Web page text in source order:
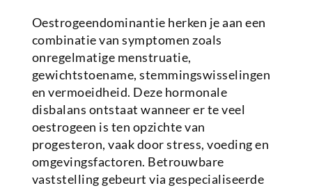
Oestrogeendominantie herken je aan een
combinatie van symptomen zoals
onregelmatige menstruatie,
gewichtstoename, stemmingswisselingen
en vermoeidheid. Deze hormonale
disbalans ontstaat wanneer er te veel
oestrogeen is ten opzichte van
progesteron, vaak door stress, voeding en
omgevingsfactoren. Betrouwbare
vaststelling gebeurt via gespecialiseerde